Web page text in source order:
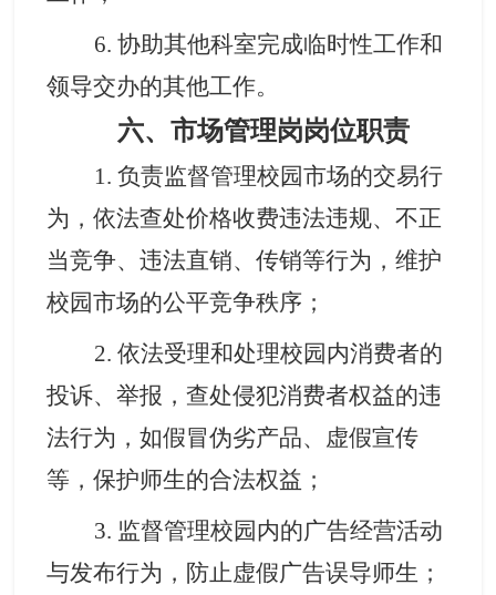
6.协助其他科室完成临时性工作和
领导交办的其他工作。
六、市场管理岗岗位职责
1. 负责监督管理校园市场的交易行
为，依法查处价格收费违法违规、不正
当竞争、违法直销、传销等行为，维护
校园市场的公平竞争秩序 ；
2. 依法受理和处理校园内消费者的
投诉、举报，查处侵犯消费者权益的违
法行为，如假冒伪劣产品、虚假宣传
等，保护师生的合法权益 ；
3. 监督管理校园内的广告经营活动
与发布行为，防止虚假广告误导师生；